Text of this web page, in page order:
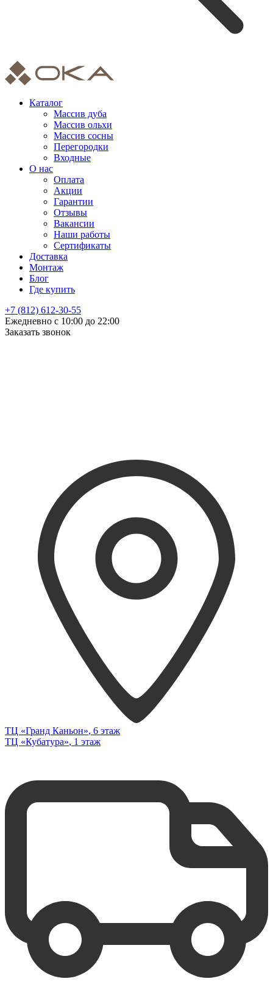
Каталог
Массив дуба
Массив ольхи
Массив сосны
Перегородки
Входные
О нас
Оплата
Акции
Гарантии
Отзывы
Вакансии
Наши работы
Сертификаты
Доставка
Монтаж
Блог
Где купить
+7 (812) 612-30-55
Ежедневно с 10:00 до 22:00
Заказать звонок
ТЦ «Гранд Каньон», 6 этаж
ТЦ «Кубатура», 1 этаж